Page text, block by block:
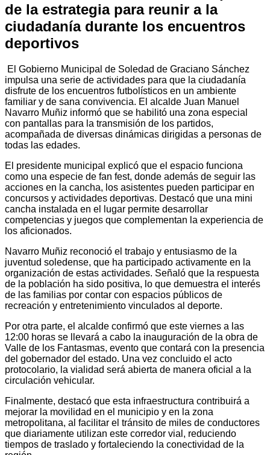
de la estrategia para reunir a la
ciudadanía durante los encuentros
deportivos
El Gobierno Municipal de Soledad de Graciano Sánchez
impulsa una serie de actividades para que la ciudadanía
disfrute de los encuentros futbolísticos en un ambiente
familiar y de sana convivencia. El alcalde Juan Manuel
Navarro Muñiz informó que se habilitó una zona especial
con pantallas para la transmisión de los partidos,
acompañada de diversas dinámicas dirigidas a personas de
todas las edades.
El presidente municipal explicó que el espacio funciona
como una especie de fan fest, donde además de seguir las
acciones en la cancha, los asistentes pueden participar en
concursos y actividades deportivas. Destacó que una mini
cancha instalada en el lugar permite desarrollar
competencias y juegos que complementan la experiencia de
los aficionados.
Navarro Muñiz reconoció el trabajo y entusiasmo de la
juventud soledense, que ha participado activamente en la
organización de estas actividades. Señaló que la respuesta
de la población ha sido positiva, lo que demuestra el interés
de las familias por contar con espacios públicos de
recreación y entretenimiento vinculados al deporte.
Por otra parte, el alcalde confirmó que este viernes a las
12:00 horas se llevará a cabo la inauguración de la obra de
Valle de los Fantasmas, evento que contará con la presencia
del gobernador del estado. Una vez concluido el acto
protocolario, la vialidad será abierta de manera oficial a la
circulación vehicular.
Finalmente, destacó que esta infraestructura contribuirá a
mejorar la movilidad en el municipio y en la zona
metropolitana, al facilitar el tránsito de miles de conductores
que diariamente utilizan este corredor vial, reduciendo
tiempos de traslado y fortaleciendo la conectividad de la